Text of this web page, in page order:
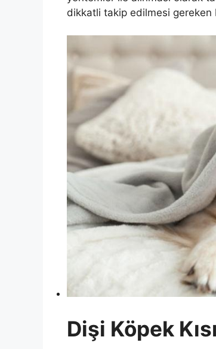
dikkatli takip edilmesi gereken
Dişi Köpek